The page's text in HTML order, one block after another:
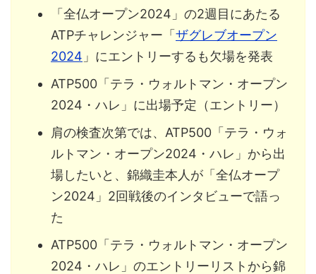
「全仏オープン2024」の2週目にあたる
ATPチャレンジャー「 ザグレブオープン
2024 」にエントリーするも欠場を発表
ATP500「テラ・ウォルトマン・オープン
2024・ハレ」に出場予定（エントリー）
肩の検査次第では、ATP500「テラ・ウォ
ルトマン・オープン2024・ハレ」から出
場したいと、錦織圭本人が「全仏オープ
ン2024」2回戦後のインタビューで語っ
た
ATP500「テラ・ウォルトマン・オープン
2024・ハレ」のエントリーリストから錦